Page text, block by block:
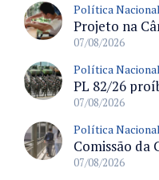
Política Nacional
07/08/2026
Política Nacional
07/08/2026
Política Nacional
07/08/2026